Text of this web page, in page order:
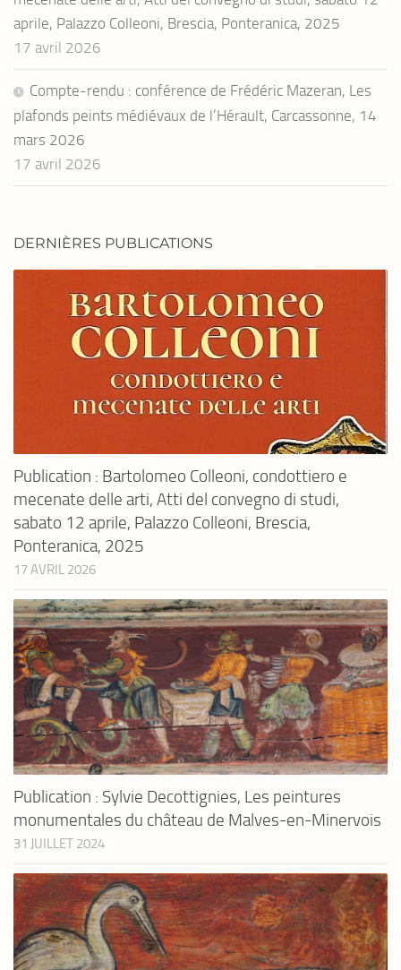
aprile, Palazzo Colleoni, Brescia, Ponteranica, 2025
17 avril 2026
Compte-rendu : conférence de Frédéric Mazeran, Les
plafonds peints médiévaux de l’Hérault, Carcassonne, 14
mars 2026
17 avril 2026
DERNIÈRES PUBLICATIONS
Publication : Bartolomeo Colleoni, condottiero e
mecenate delle arti, Atti del convegno di studi,
sabato 12 aprile, Palazzo Colleoni, Brescia,
Ponteranica, 2025
17 AVRIL 2026
Publication : Sylvie Decottignies, Les peintures
monumentales du château de Malves-en-Minervois
31 JUILLET 2024